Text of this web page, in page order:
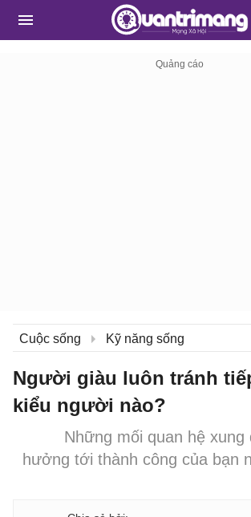
Cuộc sống Kỹ năng sống
Người giàu luôn tránh
kiểu người nào?
Những mối quan hệ xung
hưởng tới thành công của bạn